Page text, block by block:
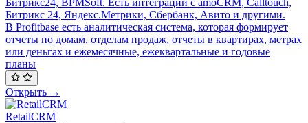
Битрикс24, BPMSoft. Есть интеграции с amoCRM, Calltouch,
Битрикс 24, Яндекс.Метрики, Сбербанк, Авито и другими.
В Profitbase есть аналитическая система, которая формирует
отчеты по домам, отделам продаж, отчеты в квартирах, метрах
или деньгах и ежемесячные, ежеквартальные и годовые
планы
Открыть →
RetailCRM